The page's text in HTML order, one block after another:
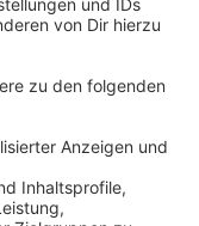
werden
Samstag startet
zu den